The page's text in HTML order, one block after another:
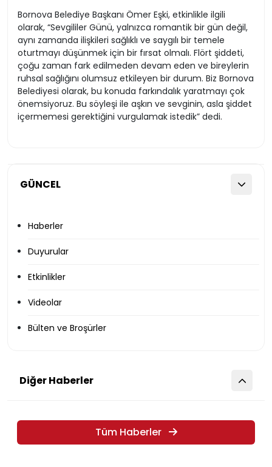
GÜNCEL
Haberler
Duyurular
Etkinlikler
Videolar
Bülten ve Broşürler
Bornova Belediye Başkanı Ömer Eşki, etkinlikle ilgili
olarak, “Sevgililer Günü, yalnızca romantik bir gün değil,
aynı zamanda ilişkileri sağlıklı ve saygılı bir temele
oturtmayı düşünmek için bir fırsat olmalı. Flört şiddeti,
çoğu zaman fark edilmeden devam eden ve bireylerin
ruhsal sağlığını olumsuz etkileyen bir durum. Biz Bornova
Belediyesi olarak, bu konuda farkındalık yaratmayı çok
önemsiyoruz. Bu söyleşi ile aşkın ve sevginin, asla şiddet
içermemesi gerektiğini vurgulamak istedik” dedi.
Diğer Haberler
Tüm Haberler